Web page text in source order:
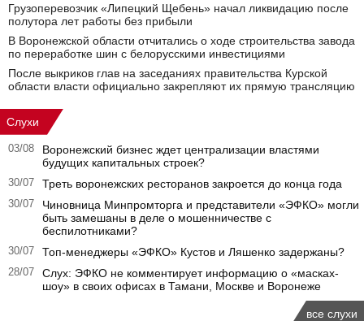
Грузоперевозчик «Липецкий Щебень» начал ликвидацию после
полутора лет работы без прибыли
В Воронежской области отчитались о ходе строительства завода
по переработке шин с белорусскими инвестициями
После выкриков глав на заседаниях правительства Курской
области власти официально закрепляют их прямую трансляцию
Слухи
03/08
Воронежский бизнес ждет централизации властями
будущих капитальных строек?
30/07 Треть воронежских ресторанов закроется до конца года
30/07
Чиновница Минпромторга и представители «ЭФКО» могли
быть замешаны в деле о мошенничестве с
беспилотниками?
30/07 Топ-менеджеры «ЭФКО» Кустов и Ляшенко задержаны?
28/07
Слух: ЭФКО не комментирует информацию о «масках-
шоу» в своих офисах в Тамани, Москве и Воронеже
все слухи